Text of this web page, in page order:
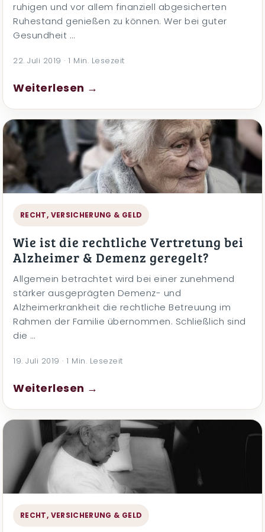
ruhigen und vor allem finanziell abgesicherten
Ruhestand genießen zu können. Wer bei guter
Gesundheit …
22. Juli 2019 · 1 Min. Lesezeit
Weiterlesen →
RECHT, VERSICHERUNG & GELD
Wie ist die rechtliche Vertretung bei
Alzheimer & Demenz geregelt?
Allgemein betrachtet wird bei einer zunehmend
stärker ausgeprägten Demenz- und
Alzheimerkrankheit die rechtliche Betreuung im
Rahmen der Familie übernommen. Schließlich sind
die …
19. Juli 2019 · 1 Min. Lesezeit
Weiterlesen →
RECHT, VERSICHERUNG & GELD